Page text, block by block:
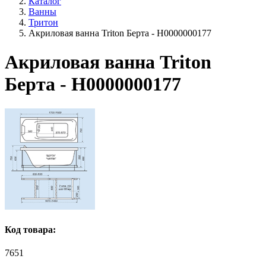
Ванны
Тритон
Акриловая ванна Triton Берта - Н0000000177
Акриловая ванна Triton
Берта - Н0000000177
Код товара:
7651